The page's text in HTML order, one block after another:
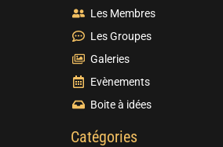
Les Membres
Les Groupes
Galeries
Evènements
Boite à idées
Catégories